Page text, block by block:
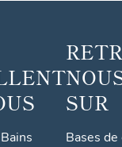
SUR
Bases